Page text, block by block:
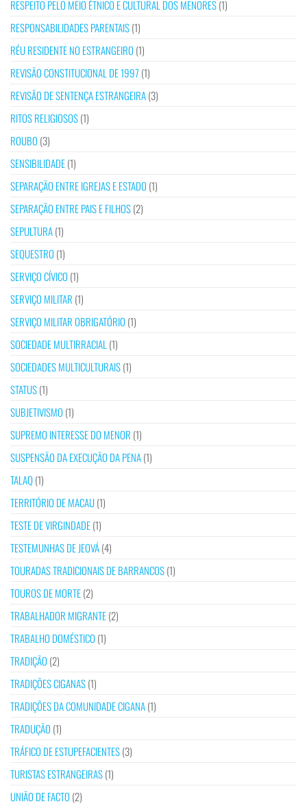
RESPEITO PELO MEIO ÉTNICO E CULTURAL DOS MENORES(1)
RESPONSABILIDADES PARENTAIS(1)
RÉU RESIDENTE NO ESTRANGEIRO (1)
REVISÃO CONSTITUCIONAL DE 1997 (1)
REVISÃO DE SENTENÇA ESTRANGEIRA(3)
RITOS RELIGIOSOS(1)
ROUBO (3)
SENSIBILIDADE(1)
SEPARAÇÃO ENTRE IGREJAS E ESTADO (1)
SEPARAÇÃO ENTRE PAIS E FILHOS(2)
SEPULTURA(1)
SEQUESTRO (1)
SERVIÇO CÍVICO (1)
SERVIÇO MILITAR (1)
SERVIÇO MILITAR OBRIGATÓRIO (1)
SOCIEDADE MULTIRRACIAL (1)
SOCIEDADES MULTICULTURAIS(1)
STATUS(1)
SUBJETIVISMO (1)
SUPREMO INTERESSE DO MENOR (1)
SUSPENSÃO DA EXECUÇÃO DA PENA(1)
TALAQ(1)
TERRITÓRIO DE MACAU(1)
TESTE DE VIRGINDADE(1)
TESTEMUNHAS DE JEOVÁ(4)
TOURADAS TRADICIONAIS DE BARRANCOS(1)
TOUROS DE MORTE(2)
TRABALHADOR MIGRANTE(2)
TRABALHO DOMÉSTICO (1)
TRADIÇÃO (2)
TRADIÇÕES CIGANAS(1)
TRADIÇÕES DA COMUNIDADE CIGANA(1)
TRADUÇÃO (1)
TRÁFICO DE ESTUPEFACIENTES(3)
TURISTAS ESTRANGEIRAS(1)
UNIÃO DE FACTO (2)